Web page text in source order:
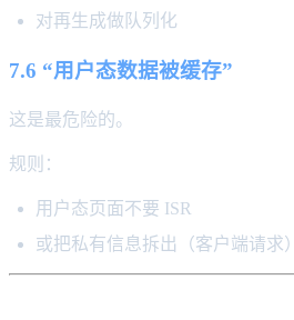
对再生成做队列化
7.6 “用户态数据被缓存”
这是最危险的。
规则：
用户态页面不要 ISR
或把私有信息拆出（客户端请求）